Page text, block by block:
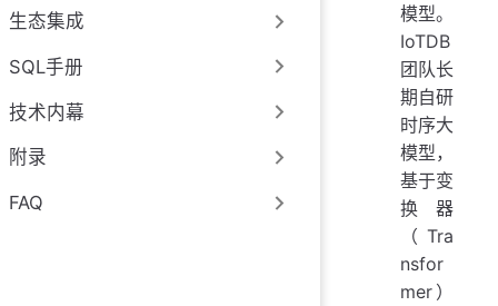
生态集成
SQL手册
技术内幕
附录
FAQ
模型。
IoTDB
团队长
期自研
时序大
模型，
基于变
换器
（Tra
nsfor
mer）